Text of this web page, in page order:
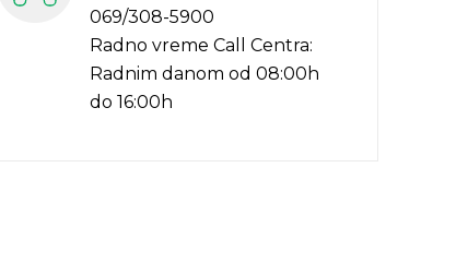
069/308-5900
Radno vreme Call Centra:
Radnim danom od 08:00h
do 16:00h